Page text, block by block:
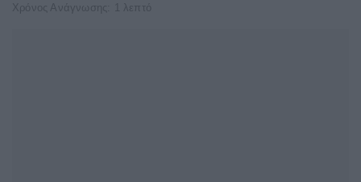
Χρόνος Ανάγνωσης: 1 λεπτό